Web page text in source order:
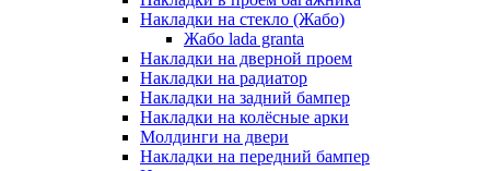
Накладки на стекло (Жабо)
Жабо lada granta
Накладки на дверной проем
Накладки на радиатор
Накладки на задний бампер
Накладки на колёсные арки
Молдинги на двери
Накладки на передний бампер